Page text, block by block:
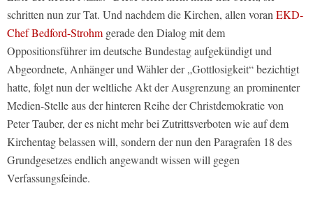
schritten nun zur Tat. Und nachdem die Kirchen, allen voran EKD-
Chef Bedford-Strohm gerade den Dialog mit dem
Oppositionsführer im deutsche Bundestag aufgekündigt und
Abgeordnete, Anhänger und Wähler der „Gottlosigkeit“ bezichtigt
hatte, folgt nun der weltliche Akt der Ausgrenzung an prominenter
Medien-Stelle aus der hinteren Reihe der Christdemokratie von
Peter Tauber, der es nicht mehr bei Zutrittsverboten wie auf dem
Kirchentag belassen will, sondern der nun den Paragrafen 18 des
Grundgesetzes endlich angewandt wissen will gegen
Verfassungsfeinde.